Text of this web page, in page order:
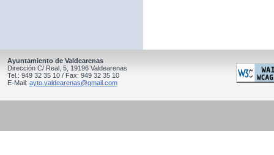
Ayuntamiento de Valdearenas
Dirección C/ Real, 5, 19196 Valdearenas
Tel.: 949 32 35 10 / Fax: 949 32 35 10
E-Mail: ayto.valdearenas@gmail.com